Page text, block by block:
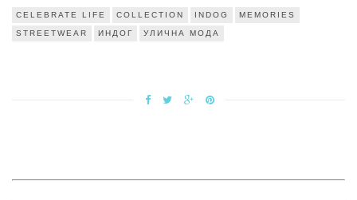
CELEBRATE LIFE COLLECTION INDOG MEMORIES
STREETWEAR ИНДОГ УЛИЧНА МОДА